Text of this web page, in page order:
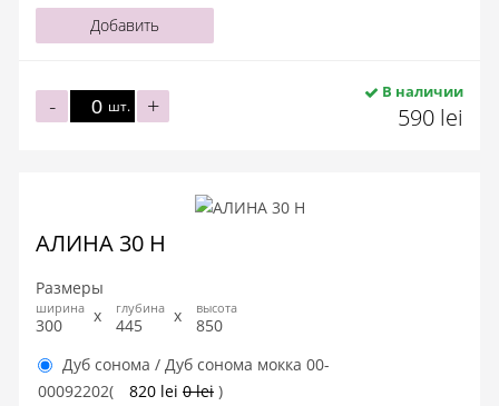
Добавить
шт. +
- В наличии
590 lei
АЛИНА 30 Н
Размеры
ширина
300
глубина
445
высота
850
Дуб сонома / Дуб сонома мокка 00-
00092202( 820 lei 0 lei )